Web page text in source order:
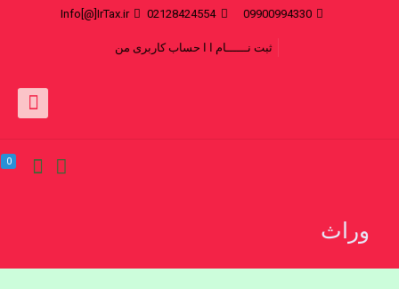
09900994330
02128424554
Info[@]IrTax.ir
ثبت نــــــام ا ا حساب کاربری من
0
وراث